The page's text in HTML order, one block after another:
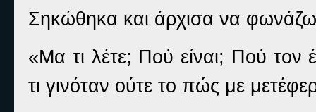
Σηκώθηκα και άρχισα να
«Μα τι λέτε; Πού είναι; Πού
τι γινόταν ούτε το πώς με